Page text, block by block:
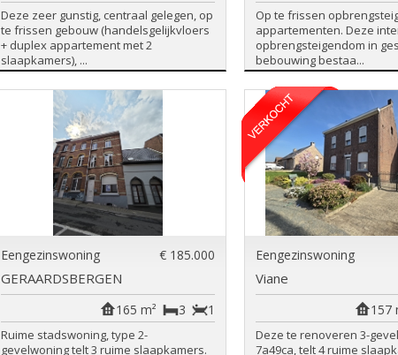
Deze zeer gunstig, centraal gelegen, op
te frissen gebouw (handelsgelijkvloers
+ duplex appartement met 2
slaapkamers), ...
Op te frissen
appartementen. Deze
opbrengsteigendom in
bebouwing bestaa...
Eengezinswoning € 185.000
GERAARDSBERGEN
1
3
165 m²
Ruime stadswoning, type 2-
gevelwoning telt 3 ruime slaapkamers.
Eengezinswoning
Viane
157
Deze te renoveren 3-
7a49ca, telt 4 ruime